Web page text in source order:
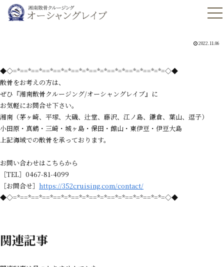
2022.11.06
◆◇=*==*==*==*==*=*==*=*==*=*==*=*==*=*==*=*=◇◆
散骨をお考えの方は、
ぜひ『湘南散骨クルージング/オーシャングレイブ』に
お気軽にお問合せ下さい。
湘南（茅ヶ崎、平塚、大磯、辻堂、藤沢、江ノ島、鎌倉、葉山、逗子）
小田原・真鶴・三崎・城ヶ島・保田・館山・東伊豆・伊豆大島
上記海域での散骨を承っております。
お問い合わせはこちらから
［TEL］0467-81-4099
［お問合せ］ https://352cruising.com/contact/
◆◇=*==*==*==*==*=*==*=*==*=*==*=*==*=*==*=*=◇◆
関連記事